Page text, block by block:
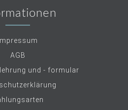
Impressum
AGB
und - formular